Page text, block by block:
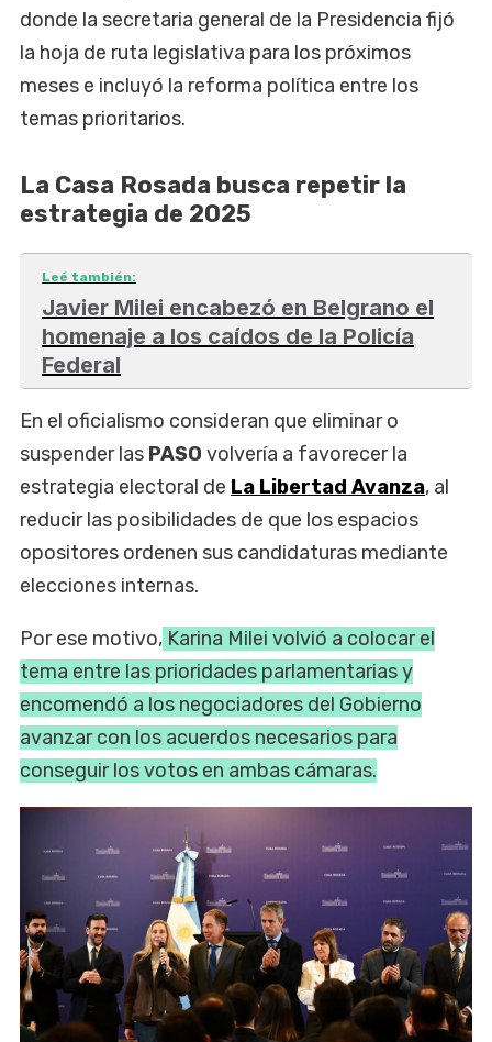
donde la secretaria general de la Presidencia fijó
la hoja de ruta legislativa para los próximos
meses e incluyó la reforma política entre los
temas prioritarios.
La Casa Rosada busca repetir la
estrategia de 2025
Leé también:
Javier Milei encabezó en Belgrano el
homenaje a los caídos de la Policía
Federal
En el oficialismo consideran que eliminar o
suspender las PASO volvería a favorecer la
estrategia electoral de La Libertad Avanza, al
reducir las posibilidades de que los espacios
opositores ordenen sus candidaturas mediante
elecciones internas.
Por ese motivo, Karina Milei volvió a colocar el
tema entre las prioridades parlamentarias y
encomendó a los negociadores del Gobierno
avanzar con los acuerdos necesarios para
conseguir los votos en ambas cámaras.